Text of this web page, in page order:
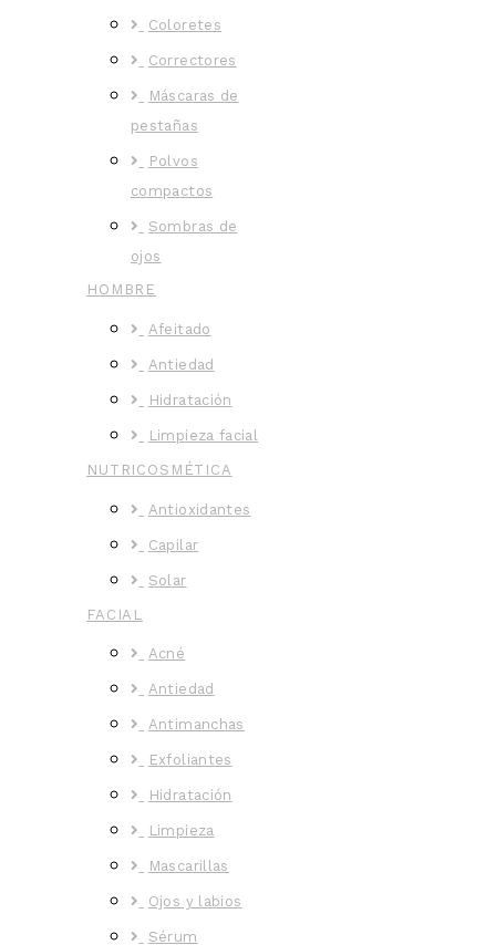
Coloretes
Correctores
Máscaras de
pestañas
Polvos
compactos
Sombras de
ojos
HOMBRE
Afeitado
Antiedad
Hidratación
Limpieza facial
NUTRICOSMÉTICA
Antioxidantes
Capilar
Solar
FACIAL
Acné
Antiedad
Antimanchas
Exfoliantes
Hidratación
Limpieza
Mascarillas
Ojos y labios
Sérum